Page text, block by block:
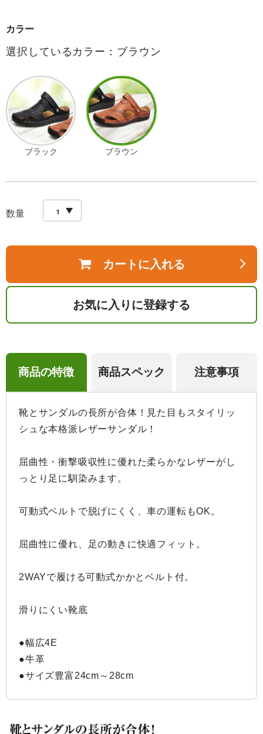
カラー
選択しているカラー：ブラウン
ブラック ブラウン
数量
カートに入れる
お気に入りに登録する
商品の特徴 商品スペック 注意事項
靴とサンダルの長所が合体！見た目もスタイリッ
シュな本格派レザーサンダル！
屈曲性・衝撃吸収性に優れた柔らかなレザーがし
っとり足に馴染みます。
可動式ベルトで脱げにくく、車の運転もOK。
屈曲性に優れ、足の動きに快適フィット。
2WAYで履ける可動式かかとベルト付。
滑りにくい靴底
●幅広4E
●牛革
●サイズ豊富24cm～28cm